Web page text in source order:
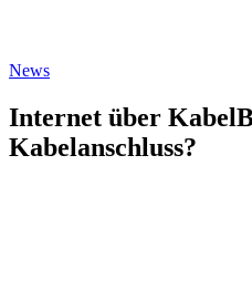
News
Internet über
Kabelanschluss?